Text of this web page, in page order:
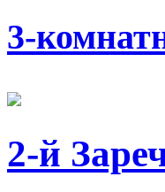
3-
2-й